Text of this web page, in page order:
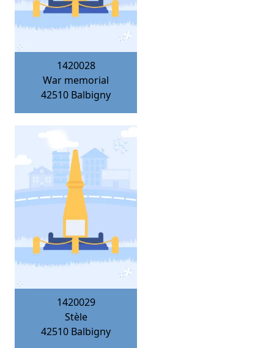
1420028
War memorial
42510 Balbigny
1420029
Stèle
42510 Balbigny